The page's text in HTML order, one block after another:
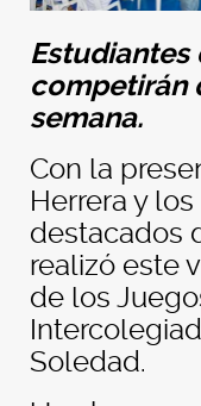
Estudiantes
competirán
semana.
Con la
Herrera y
destacados
realizó este
de los
Soledad.